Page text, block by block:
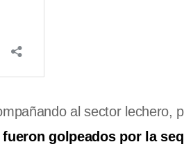
al sector lechero,
golpeados por la